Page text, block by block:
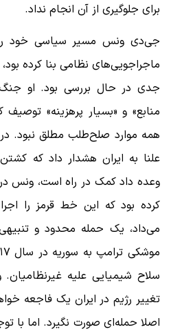
برای جلوگیری از آن انجام نداد.
جی‌دی ونس مسیر سیاسی خود
ماجراجویی‌های نظامی بنا کرده
جدی در حال بررسی بود. او جنگ
منابع» و «بسیار پرهزینه» توصیف
همه موارد صلح‌طلب مطلق نبود. در
علنا به ایران هشدار داد که
وعده داد کمک در راه است، ونس
کرده بود که این خط قرمز را
می‌داد، یک حمله محدود و
سلاح شیمیایی علیه
تغییر رژیم در ایران یک فاجعه
اصلا حمله‌ای صورت نگیرد. اما با